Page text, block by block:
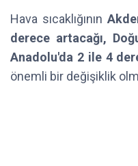
Hava sıcaklığının
derece artacağı,
Anadolu'da 2 ile 4
önemli bir değişiklik